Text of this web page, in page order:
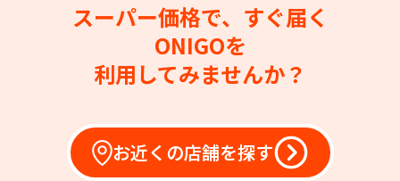
スーパー価格で、すぐ届く
ONIGOを
利用してみませんか？
お近くの店舗を探す